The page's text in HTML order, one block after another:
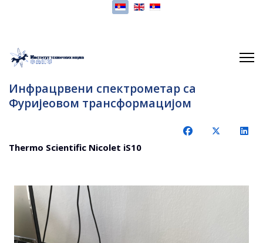
Изаберите ваш језик
Инфрацрвени спектрометар са
Фуријеовом трансформацијом
Thermo Scientific Nicolet iS10